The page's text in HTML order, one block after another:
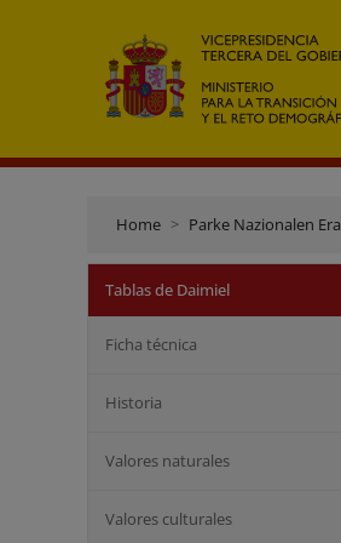
Home Parke Nazionalen
Tablas de Daimiel
Ficha técnica
Historia
Valores naturales
Valores culturales